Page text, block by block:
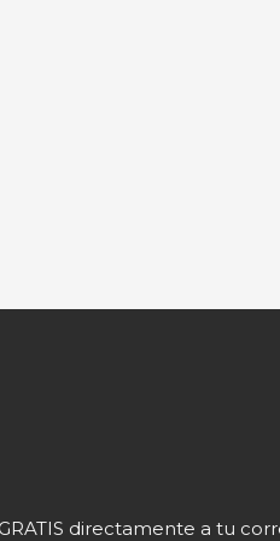
directamente a tu